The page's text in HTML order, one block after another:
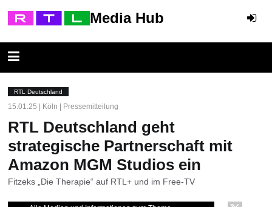
Media Hub
RTL Deutschland
15.01.25 | Köln | Pressemitteilung
RTL Deutschland geht
strategische Partnerschaft mit
Amazon MGM Studios ein
Fitzeks „Die Therapie“ auf RTL+ und im Free-TV